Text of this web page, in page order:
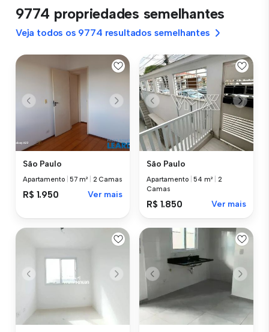
9774 propriedades semelhantes
Veja todos os 9774 resultados semelhantes
São Paulo
Apartamento |57 m² 2 Camas
R$ 1.950 Ver mais
São Paulo
Apartamento |54 m²
2
Camas
R$ 1.850 Ver mais